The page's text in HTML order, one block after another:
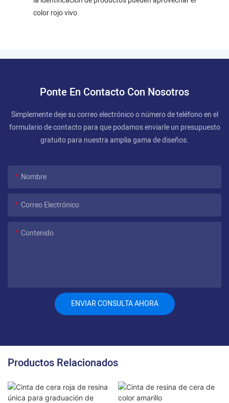
color rojo vivo.
Ponte En Contacto Con Nosotros
Simplemente deje su correo electrónico o número de teléfono en el
formulario de contacto para que podamos enviarle un presupuesto
gratuito para nuestra amplia gama de diseños.
Nombre
Correo Electrónico
Contenido
ENVIAR CONSULTA AHORA
Productos Relacionados